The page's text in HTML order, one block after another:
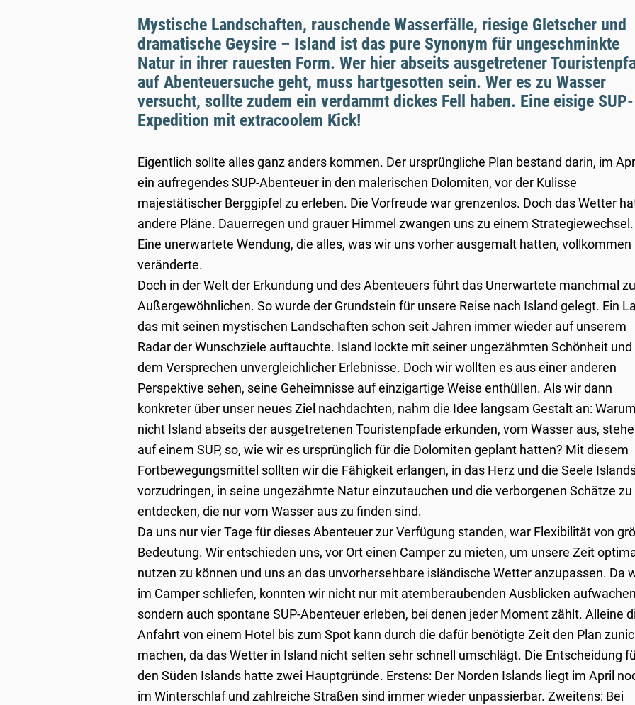
Mystische Landschaften, rauschende Wasserfälle, riesige Gletscher und
dramatische Geysire – Island ist das pure Synonym für ungeschminkte
Natur in ihrer rauesten Form. Wer hier abseits ausgetretener
auf Abenteuersuche geht, muss hartgesotten sein. Wer es zu Wasser
versucht, sollte zudem ein verdammt dickes Fell haben. Eine eisige SUP-
Expedition mit extracoolem Kick!
Eigentlich sollte alles ganz anders kommen. Der ursprüngliche Plan bestand darin, im
ein aufregendes SUP-Abenteuer in den malerischen Dolomiten, vor der Kulisse
majestätischer Berggipfel zu erleben. Die Vorfreude war grenzenlos. Doch das Wetter
andere Pläne. Dauerregen und grauer Himmel zwangen uns zu einem Strategiewechsel.
Eine unerwartete Wendung, die alles, was wir uns vorher ausgemalt hatten, vollkommen
veränderte.
Doch in der Welt der Erkundung und des Abenteuers führt das Unerwartete manchmal
Außergewöhnlichen. So wurde der Grundstein für unsere Reise nach Island gelegt. Ein
das mit seinen mystischen Landschaften schon seit Jahren immer wieder auf unserem
Radar der Wunschziele auftauchte. Island lockte mit seiner ungezähmten Schönheit und
dem Versprechen unvergleichlicher Erlebnisse. Doch wir wollten es aus einer anderen
Perspektive sehen, seine Geheimnisse auf einzigartige Weise enthüllen. Als wir dann
konkreter über unser neues Ziel nachdachten, nahm die Idee langsam Gestalt an: Warum
nicht Island abseits der ausgetretenen Touristenpfade erkunden, vom Wasser aus,
auf einem SUP, so, wie wir es ursprünglich für die Dolomiten geplant hatten? Mit diesem
Fortbewegungsmittel sollten wir die Fähigkeit erlangen, in das Herz und die Seele
vorzudringen, in seine ungezähmte Natur einzutauchen und die verborgenen Schätze zu
entdecken, die nur vom Wasser aus zu finden sind.
Da uns nur vier Tage für dieses Abenteuer zur Verfügung standen, war Flexibilität von
Bedeutung. Wir entschieden uns, vor Ort einen Camper zu mieten, um unsere Zeit
nutzen zu können und uns an das unvorhersehbare isländische Wetter anzupassen. Da
im Camper schliefen, konnten wir nicht nur mit atemberaubenden Ausblicken
sondern auch spontane SUP-Abenteuer erleben, bei denen jeder Moment zählt. Alleine
Anfahrt von einem Hotel bis zum Spot kann durch die dafür benötigte Zeit den Plan
machen, da das Wetter in Island nicht selten sehr schnell umschlägt. Die Entscheidung
den Süden Islands hatte zwei Hauptgründe. Erstens: Der Norden Islands liegt im April
im Winterschlaf und zahlreiche Straßen sind immer wieder unpassierbar. Zweitens: Bei